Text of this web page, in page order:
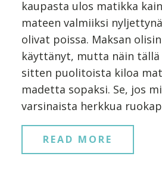
kaupasta ulos matikka
mateen valmiiksi
olivat poissa. Maksan
käyttänyt, mutta näin tällä
sitten puolitoista kiloa
madetta sopaksi. Se, jos
varsinaista herkkua
READ MORE